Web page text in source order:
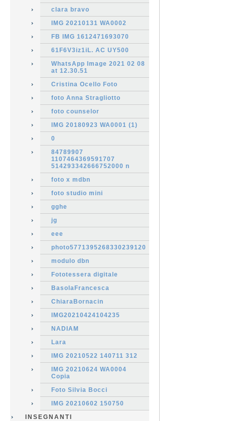
clara bravo
IMG 20210131 WA0002
FB IMG 1612471693070
61F6V3iz1iL. AC UY500
WhatsApp Image 2021 02 08
at 12.30.51
Cristina Ocello Foto
foto Anna Stragliotto
foto counselor
IMG 20180923 WA0001 (1)
0
84789907
1107464369591707
514293342666752000 n
foto x mdbn
foto studio mini
gghe
jg
eee
photo5771395268330239120
modulo dbn
Fototessera digitale
BasolaFrancesca
ChiaraBornacin
IMG20210424104235
NADIAM
Lara
IMG 20210522 140711 312
IMG 20210624 WA0004
Copia
Foto Silvia Bocci
IMG 20210602 150750
INSEGNANTI